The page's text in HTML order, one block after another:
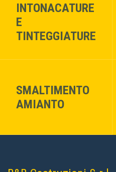
INTONACATURE
E
TINTEGGIATURE
SMALTIMENTO
AMIANTO